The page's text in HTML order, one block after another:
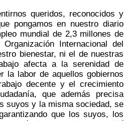
queridos, reconocidos y
pongamos en nuestro diario
mundial de 2,3 millones de
Internacional del
bienestar, ni el de nuestras
afecta a la serenidad de
la labor de aquellos gobiernos
decente y el crecimiento
que además precisa
suyos y la misma sociedad, se
que los suyos, los